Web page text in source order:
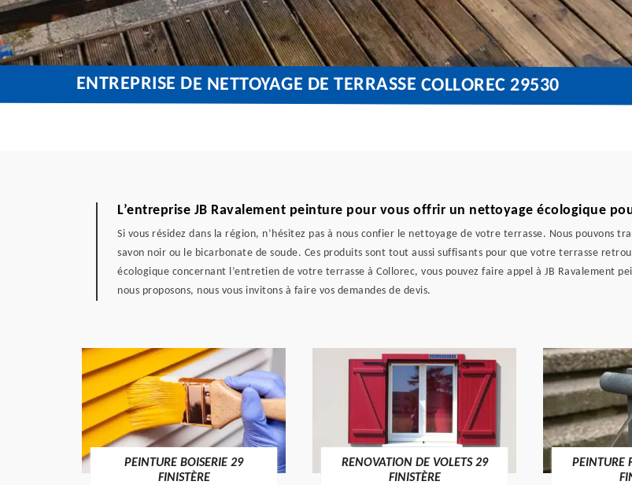
ENTREPRISE DE NETTOYAGE DE TERRASSE COLLOREC 29530
L’entreprise JB Ravalement peinture pour vous offrir un nettoyage écologique
Si vous résidez dans la région, n’hésitez pas à nous confier le nettoyage de votre terrasse. Nous pouvons
savon noir ou le bicarbonate de soude. Ces produits sont tout aussi suffisants pour que votre terrasse
écologique concernant l’entretien de votre terrasse à Collorec, vous pouvez faire appel à JB Ravalement
nous proposons, nous vous invitons à faire vos demandes de devis.
PEINTURE BOISERIE 29
FINISTÈRE
RENOVATION DE VOLETS 29
FINISTÈRE
PEINTURE